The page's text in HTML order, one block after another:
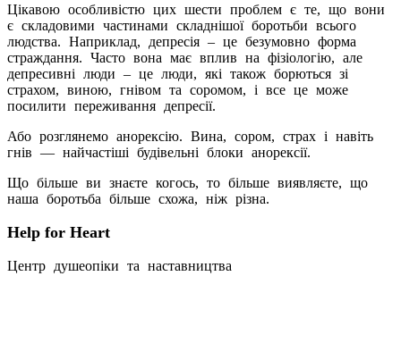
Цікавою особливістю цих шести проблем є те, що вони
є складовими частинами складнішої боротьби всього
людства. Наприклад, депресія – це безумовно форма
страждання. Часто вона має вплив на фізіологію, але
депресивні люди – це люди, які також борються зі
страхом, виною, гнівом та соромом, і все це може
посилити переживання депресії.
Або розглянемо анорексію. Вина, сором, страх і навіть
гнів — найчастіші будівельні блоки анорексії.
Що більше ви знаєте когось, то більше виявляєте, що
наша боротьба більше схожа, ніж різна.
Help for Heart
Центр душеопіки та наставництва